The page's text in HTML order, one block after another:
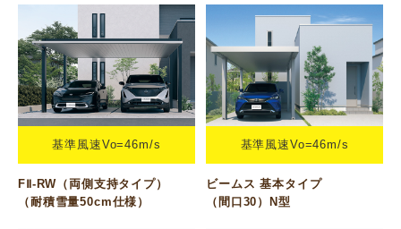
基準風速Vo=46m/s
FⅡ-RW（両側支持タイプ）
（耐積雪量50cm仕様）
基準風速Vo=46m/s
ビームス 基本タイプ
（間口30）N型